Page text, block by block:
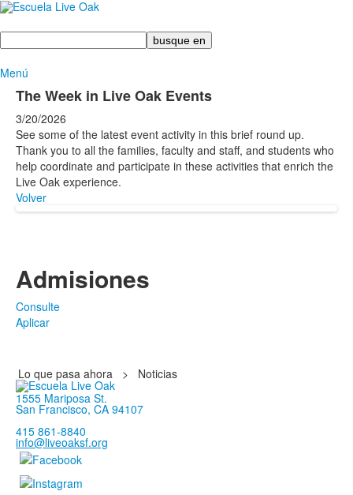
Busque
en
Menú
The Week in Live Oak Events
3/20/2026
See some of the latest event activity in this brief round up.
Thank you to all the families, faculty and staff, and students who
help coordinate and participate in these activities that enrich the
Live Oak experience.
Volver
Admisiones
Consulte
Aplicar
Lo que pasa ahora >
Noticias
1555 Mariposa St.
San Francisco, CA 94107
415 861-8840
info@liveoaksf.org